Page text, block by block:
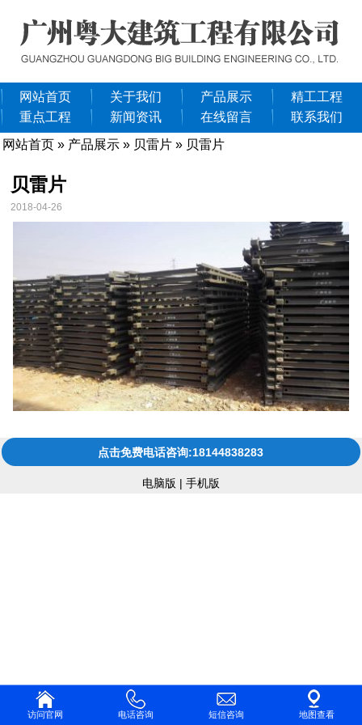
网站首页 关于我们 产品展示
精工工程
重点工程
新闻资讯 在线留言
联系我们
网站首页 » 产品展示 » 贝雷片 » 贝雷片
贝雷片
2018-04-26
点击免费电话咨询:18144838283
电脑版 | 手机版
访问官网 电话咨询 短信咨询 地图查看